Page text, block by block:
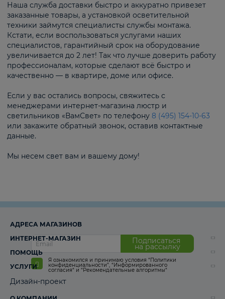
Наша служба доставки быстро и аккуратно привезет
заказанные товары, а установкой осветительной
техники займутся специалисты службы монтажа.
Кстати, если воспользоваться услугами наших
специалистов, гарантийный срок на оборудование
увеличивается до 2 лет! Так что лучше доверить работу
профессионалам, которые сделают всё быстро и
качественно — в квартире, доме или офисе.
Если у вас остались вопросы, свяжитесь с
менеджерами интернет-магазина люстр и
светильников «ВамСвет» по телефону 8 (495) 154-10-63
или закажите обратный звонок, оставив контактные
данные.
Мы несем свет вам и вашему дому!
Подписаться
на рассылку
Я ознакомился и принимаю условия “Политики
конфиденциальности”, “Информированного
согласия“ и “Рекомендательные алгоритмы“
АДРЕСА МАГАЗИНОВ
ИНТЕРНЕТ-МАГАЗИН
ПОМОЩЬ
УСЛУГИ
Дизайн-проект